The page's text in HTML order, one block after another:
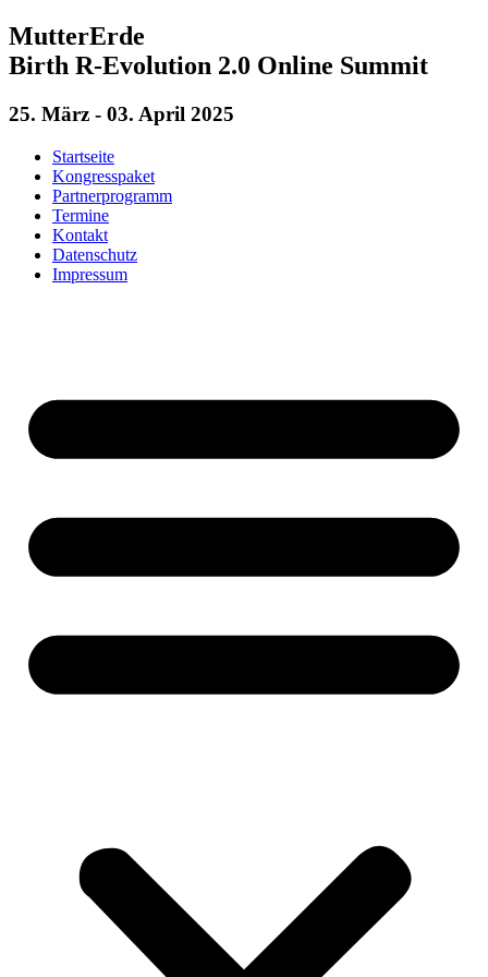
MutterErde
Birth R-Evolution 2.0 Online Summit
25. März - 03. April 2025
Startseite
Kongresspaket
Partnerprogramm
Termine
Kontakt
Datenschutz
Impressum